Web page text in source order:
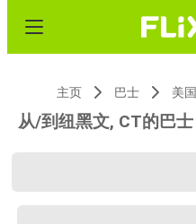
主页 巴士 美国
从/到纽黑文, CT的巴士